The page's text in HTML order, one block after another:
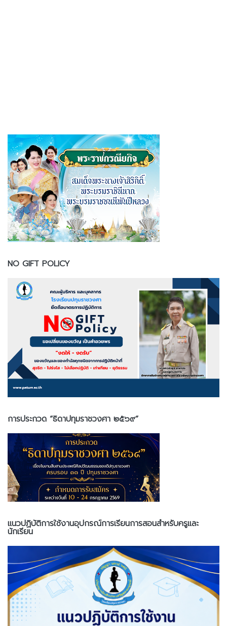
NO GIFT POLICY
การประกวด “ธิดาปทุมราชวงศา ๒๕๖๙”
แนวปฏิบัติการใช้งานอุปกรณ์การเรียนการสอนสำหรับครูและ
นักเรียน